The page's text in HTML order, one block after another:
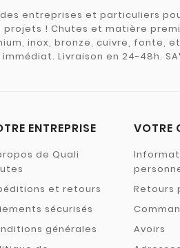
entreprises et particuliers
! Chutes et matière
inox, bronze, cuivre, fonte,
Livraison en 24-48h.
ENTREPRISE
de Quali
et retours
sécurisés
générales
VOTRE
Retours
Avoirs